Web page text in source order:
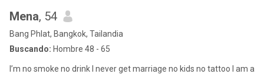
Mena, 54
Bang Phlat, Bangkok, Tailandia
Buscando: Hombre 48 - 65
I’m no smoke no drink I never get marriage no kids no tattoo I am a